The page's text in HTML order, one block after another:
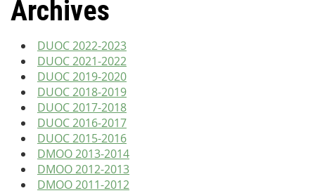
Archives
DUOC 2022-2023
DUOC 2021-2022
DUOC 2019-2020
DUOC 2018-2019
DUOC 2017-2018
DUOC2016-2017
DUOC 2015-2016
DMOO 2013-2014
DMOO 2012-2013
DMOO 2011-2012